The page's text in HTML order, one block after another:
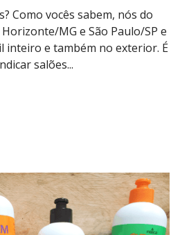
Como vocês sabem, nós do
MG e São Paulo/SP e
inteiro e também no exterior. É
salões...